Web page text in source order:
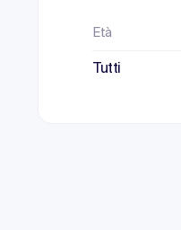
Età
Tutti